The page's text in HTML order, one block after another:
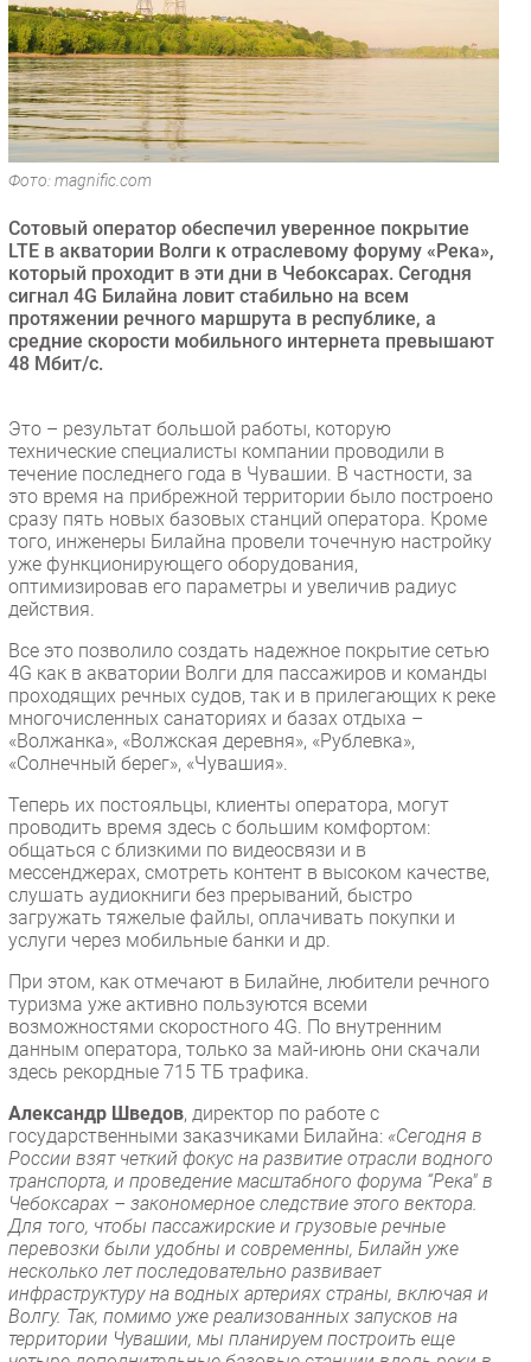
Outsourcing
Кадры
Регулирование
Финансы
Web
Безопасность
CIO/Управление ИТ
Гаджеты
Здоровье
РАЗДЕЛЫ
Новости
Аналитика
Интервью
Мероприятия
Проекты
IT класс
Каталог компаний
Фото: magnific.com
Сотовый оператор обеспечил уверенное покрытие
LTE в акватории Волги к отраслевому форуму «Река»,
который проходит в эти дни в Чебоксарах. Сегодня
сигнал 4G Билайна ловит стабильно на всем
протяжении речного маршрута в республике, а
средние скорости мобильного интернета превышают
48 Мбит/с.
Это – результат большой работы, которую
технические специалисты компании проводили в
течение последнего года в Чувашии. В частности, за
это время на прибрежной территории было построено
сразу пять новых базовых станций оператора. Кроме
того, инженеры Билайна провели точечную настройку
уже функционирующего оборудования,
оптимизировав его параметры и увеличив радиус
действия.
Все это позволило создать надежное покрытие сетью
4G как в акватории Волги для пассажиров и команды
проходящих речных судов, так и в прилегающих к реке
многочисленных санаториях и базах отдыха –
«Волжанка», «Волжская деревня», «Рублевка»,
«Солнечный берег», «Чувашия».
Теперь их постояльцы, клиенты оператора, могут
проводить время здесь с большим комфортом:
общаться с близкими по видеосвязи и в
мессенджерах, смотреть контент в высоком качестве,
слушать аудиокниги без прерываний, быстро
загружать тяжелые файлы, оплачивать покупки и
услуги через мобильные банки и др.
При этом, как отмечают в Билайне, любители речного
туризма уже активно пользуются всеми
возможностями скоростного 4G. По внутренним
данным оператора, только за май-июнь они скачали
здесь рекордные 715 ТБ трафика.
Александр Шведов, директор по работе с
государственными заказчиками Билайна: «Сегодня в
России взят четкий фокус на развитие отрасли водного
транспорта, и проведение масштабного форума “Река" в
Чебоксарах – закономерное следствие этого вектора.
Для того, чтобы пассажирские и грузовые речные
перевозки были удобны и современны, Билайн уже
несколько лет последовательно развивает
инфраструктуру на водных артериях страны, включая и
Волгу. Так, помимо уже реализованных запусков на
территории Чувашии, мы планируем построить еще